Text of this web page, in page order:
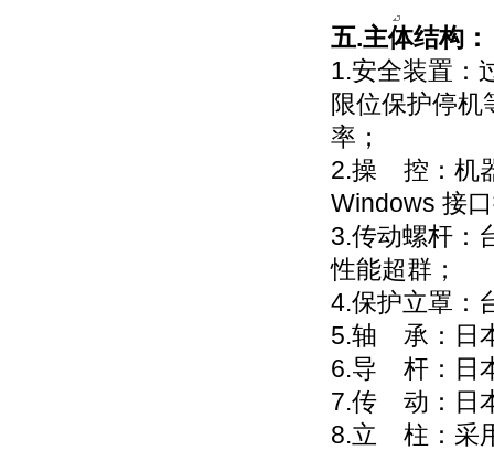
五.主体结构：
1.安全装置：
限位保护停机
率；
2.操 控：机
Windows 接
3.传动螺杆：
性能超群；
4.保护立罩：
5.轴 承：日
6.导 杆：日
7.传 动：日
8.立 柱：采